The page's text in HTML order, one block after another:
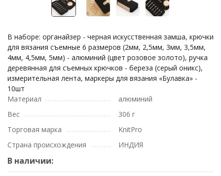
В наборе: органайзер - черная искусственная замша, крючки
для вязания съемные 6 размеров (2мм, 2,5мм, 3мм, 3,5мм,
4мм, 4,5мм, 5мм) - алюминий (цвет розовое золото), ручка
деревянная для съемных крючков - береза (серый оникс),
измерительная лента, маркеры для вязания «Булавка» -
10шт
Материал
алюминий
Вес
306 г
Торговая марка
KnitPro
Страна происхождения
ИНДИЯ
В наличии: